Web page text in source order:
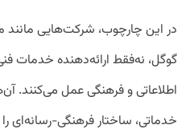
در این چارچوب، شرکت‌هایی مانند
گوگل، نه‌فقط ارائه‌دهنده خدمات
اطلاعاتی و فرهنگی عمل می‌کنند.
خدماتی، ساختار فرهنگی-رسانه‌ای را